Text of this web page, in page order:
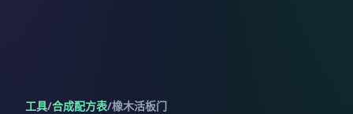
工具/合成配方表/橡木活板门